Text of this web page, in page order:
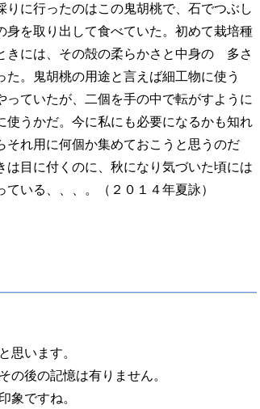
りに行ったのはこの鬼胡桃で、石でつぶし
身を取り出して食べていた。初めて栽培種
きには、その殻の柔らかさと中身の 多さ
た。鬼胡桃の用途と言えば細工物に使う
っていたが、二個を手の中で転がすように
使うかだ。今に私にも必要になるかも知れ
それ用に何個か集めておこうと思うのだ
は目に付くのに、秋になり気づいた頃には
ている、、、。（２０１４年夏詠）
思います。
の後の記憶は有りません。
象ですね。